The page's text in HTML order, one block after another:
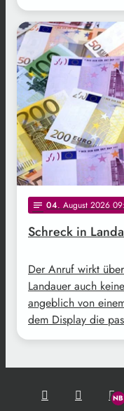
notes 04. August 2026
Schreck in
Der Anruf wirkt
Landauer auch
angeblich von
dem Display die